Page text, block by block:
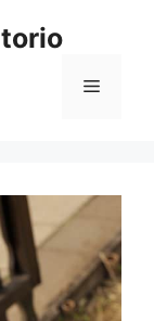
Menú